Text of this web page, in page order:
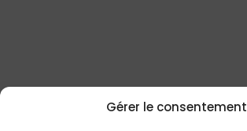
Gérer le consentement